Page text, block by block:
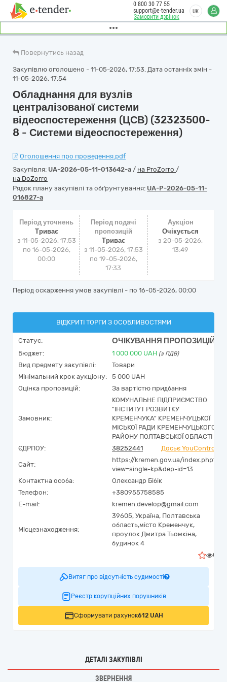
Замовити дзвінок
0 800 30 77 55
support@e-tender.ua
UK
Повернутись назад
Закупівлю оголошено - 11-05-2026, 17:53. Дата останніх змін -
11-05-2026, 17:54
Обладнання для вузлів
централізованої системи
відеоспостереження (ЦСВ) (32323500-
8 - Системи відеоспостереження)
Оголошення про проведення.pdf
Закупівля: UA-2026-05-11-013642-a / на ProZorro /
на DoZorro
Рядок плану закупівлі та обґрунтування: UA-P-2026-05-11-
016827-a
Період уточнень
Триває
з 11-05-2026, 17:53
по 16-05-2026,
00:00
Період подачі
пропозицій
Триває
з 11-05-2026, 17:53
по 19-05-2026,
17:33
Аукціон
Очікується
з20-05-2026,
13:49
Період оскарження умов закупівлі - по 16-05-2026, 00:00
ВІДКРИТІ ТОРГИ З ОСОБЛИВОСТЯМИ
Статус: ОЧІКУВАННЯ ПРОПОЗИЦІЙ
Бюджет: 1 000 000 UAH (з ПДВ)
Вид предмету закупівлі:
Товари
Мінімальний крок аукціону:
5 000 UAH
Оцінка пропозицій:
За вартістю придбання
Замовник:
КОМУНАЛЬНЕ ПІДПРИЄМСТВО
"ІНСТИТУТ РОЗВИТКУ
КРЕМЕНЧУКА" КРЕМЕНЧУЦЬКОЇ
МІСЬКОЇ РАДИ КРЕМЕНЧУЦЬКОГО
РАЙОНУ ПОЛТАВСЬКОЇ ОБЛАСТІ
ЄДРПОУ:
38252441 Досьє YouControl
Сайт:
https://kremen.gov.ua/index.php?
view=single-kp&dep-id=13
Контактна особа:
Олександр Бібік
Телефон:
+380955758585
E-mail:
kremen.develop@gmail.com
Місцезнаходження:
39605, Україна, Полтавська
область,місто Кременчук,
проулок Дмитра Тьомкіна,
будинок 4
0
Витяг про відсутність судимості
Реєстр корупційних порушників
Сформувати рахунок612 UAH
ДЕТАЛІ ЗАКУПІВЛІ
ЗВЕРНЕННЯ